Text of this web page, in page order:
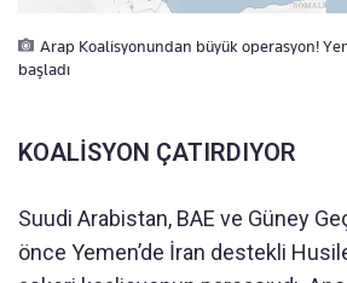
Arap Koalisyonundan büyük operasyon!
başladı
KOALİSYON ÇATIRDIYOR
Suudi Arabistan, BAE ve Güney
önce Yemen’de İran destekli